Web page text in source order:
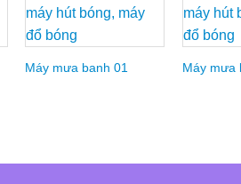
Add to
Wishlist
Máy mưa banh 01 Máy mưa